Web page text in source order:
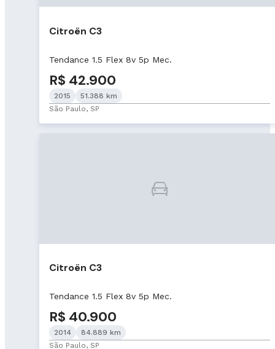
Citroën C3
Tendance 1.5 Flex 8v 5p Mec.
R$ 42.900
2015
51.388 km
São Paulo, SP
Citroën C3
Tendance 1.5 Flex 8v 5p Mec.
R$ 40.900
2014
84.889 km
São Paulo, SP